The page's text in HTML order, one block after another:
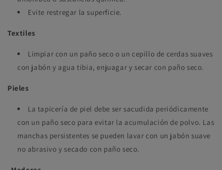
Evite restregar la superficie.
Textiles
Limpiar con un paño seco o un cepillo de cerdas suaves
con jabón y agua tibia, enjuagar y secar con paño seco.
Pieles
La tapicería de piel debe ser sacudida periódicamente
con un paño seco para evitar la acumulación de polvo. Las
manchas persistentes se pueden lavar con un jabón suave
no abrasivo y secado con paño seco.